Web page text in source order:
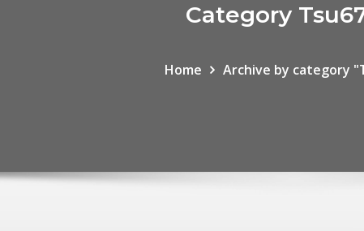
Category
Home Archive by category